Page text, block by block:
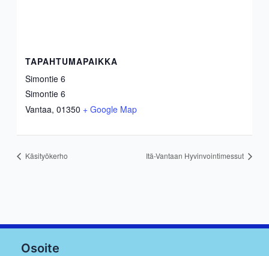
TAPAHTUMAPAIKKA
Simontie 6
Simontie 6
Vantaa, 01350 + Google Map
Käsityökerho Itä-Vantaan Hyvinvointimessut
Osoite